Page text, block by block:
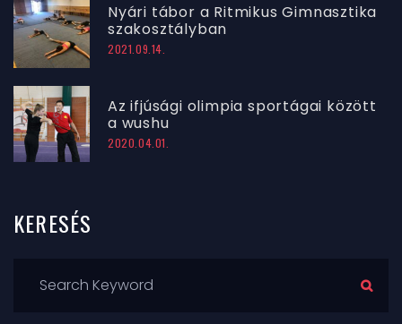
Nyári tábor a Ritmikus Gimnasztika
szakosztályban
2021.09.14.
Az ifjúsági olimpia sportágai között
a wushu
2020.04.01.
KERESÉS